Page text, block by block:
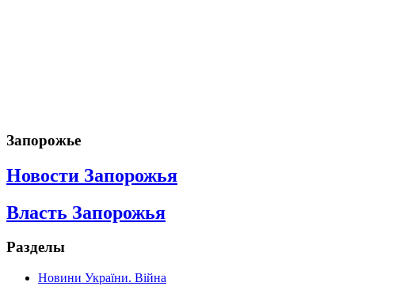
Запорожье
Новости Запорожья
Власть Запорожья
Разделы
Новини України. Війна